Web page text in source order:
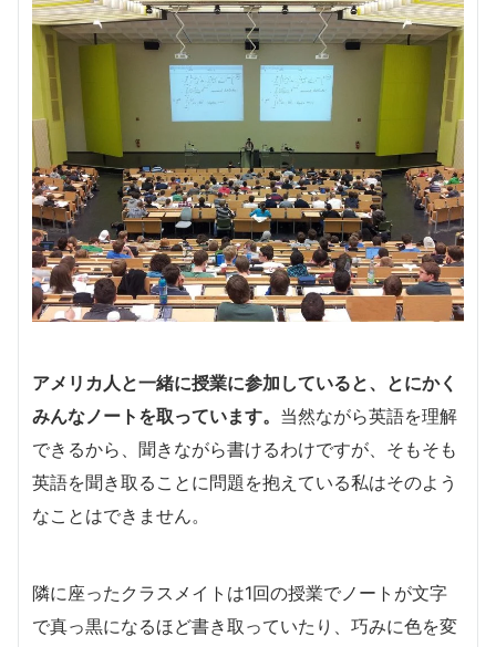
アメリカ人と一緒に授業に参加していると、とにかく
みんなノートを取っています。 当然ながら英語を理解
できるから、聞きながら書けるわけですが、そもそも
英語を聞き取ることに問題を抱えている私はそのよう
なことはできません。
隣に座ったクラスメイトは1回の授業でノートが文字
で真っ黒になるほど書き取っていたり、巧みに色を変